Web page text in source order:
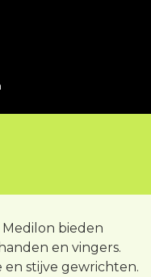
bieden
en vingers.
stijve gewrichten.